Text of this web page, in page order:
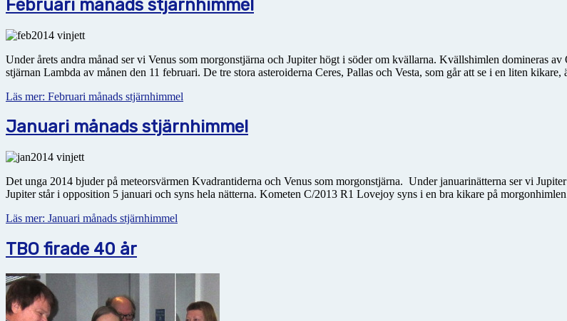
Februari månads stjärnhimmel
Under årets andra månad ser vi Venus som morgonstjärna och Jupiter högt i söder om kvällarna. Kvällshimlen domineras
stjärnan Lambda av månen den 11 februari. De tre stora asteroiderna Ceres, Pallas och Vesta, som går att se i en liten
Läs mer: Februari månads stjärnhimmel
Januari månads stjärnhimmel
Det unga 2014 bjuder på meteorsvärmen Kvadrantiderna och Venus som morgonstjärna. Under januarinätterna ser vi
Jupiter står i opposition 5 januari och syns hela nätterna. Kometen C/2013 R1 Lovejoy syns i en bra kikare på
Läs mer: Januari månads stjärnhimmel
TBO firade 40 år